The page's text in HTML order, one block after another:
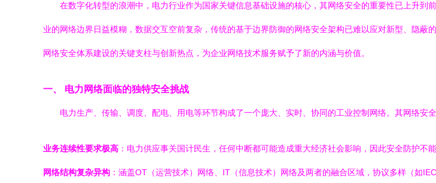
在数字化转型的浪潮中，电力行业作为国家关键信息基础设施的核心，其网络安全的重要性已上升
业的网络边界日益模糊，数据交互空前复杂，传统的基于边界防御的网络安全架构已难以应对新型、隐蔽
网络安全体系建设的关键支柱与创新热点，为企业网络技术服务赋予了新的内涵与价值。
一、 电力网络面临的独特安全挑战
电力生产、传输、调度、配电、用电等环节构成了一个庞大、实时、协同的工业控制网络。其网络安
业务连续性要求极高 ：电力供应事关国计民生，任何中断都可能造成重大经济社会影响，因此安全防护不
网络结构复杂异构 ：涵盖OT（运营技术）网络、IT（信息技术）网络及两者的融合区域，协议多样（如